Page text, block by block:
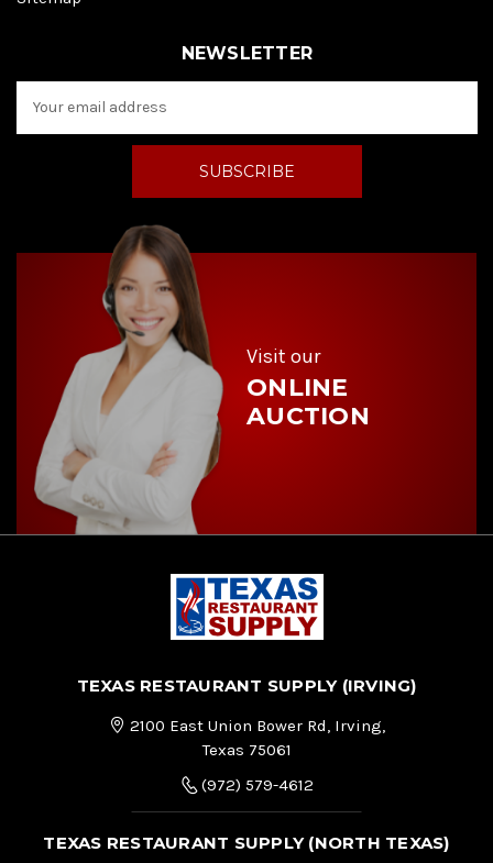
NEWSLETTER
a
d
Visit our
ONLINE
AUCTION
TEXAS RESTAURANT SUPPLY (IRVING)
2100 East Union Bower Rd, Irving,
Texas 75061
(972) 579-4612
TEXAS RESTAURANT SUPPLY (NORTH TEXAS)